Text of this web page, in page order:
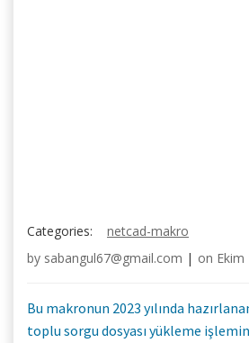
Categories:
netcad-makro
by sabangul67@gmail.com | on Ekim
Bu makronun 2023 yılında
toplu sorgu dosyası yükleme